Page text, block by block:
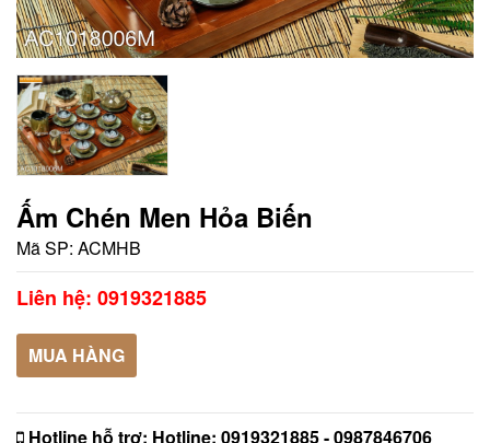
Ấm Chén Men Hỏa Biến
Mã SP: ACMHB
Liên hệ: 0919321885
MUA HÀNG
Hotline hỗ trợ: Hotline: 0919321885 - 0987846706